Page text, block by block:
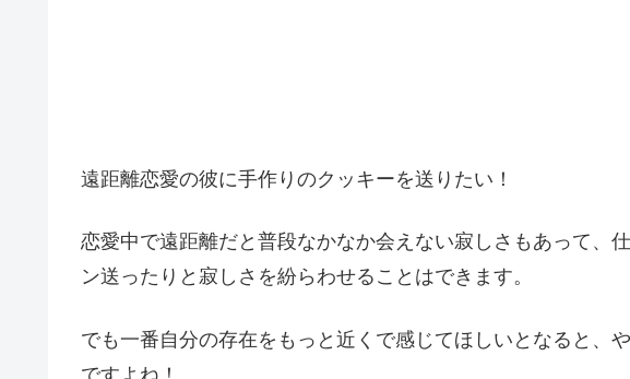
遠距離恋愛の彼に手作りのクッキーを送りたい！
恋愛中で遠距離だと普段なかなか会えない寂しさもあって、
ン送ったりと寂しさを紛らわせることはできます。
でも一番自分の存在をもっと近くで感じてほしいとなると、
ですよね！